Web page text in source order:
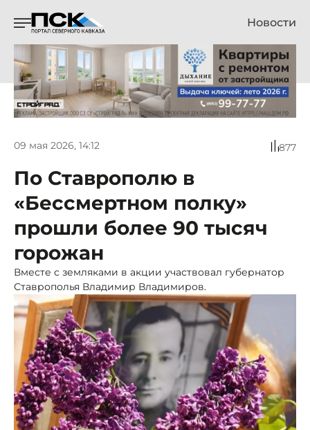
Новости
09 мая 2026, 14:12 877
По Ставрополю в
«Бессмертном полку»
прошли более 90 тысяч
горожан
Вместе с земляками в акции участвовал губернатор
Ставрополья Владимир Владимиров.